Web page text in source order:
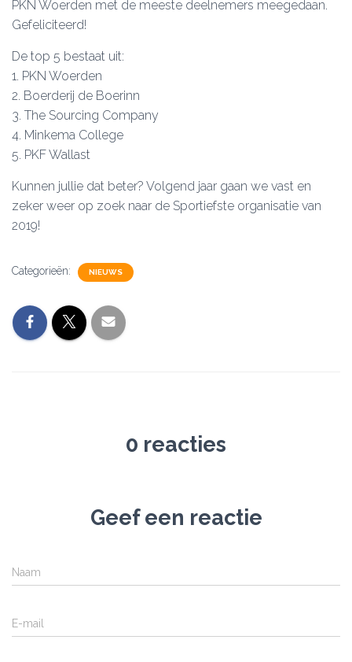
PKN Woerden met de meeste deelnemers meegedaan.
Gefeliciteerd!
De top 5 bestaat uit:
1. PKN Woerden
2. Boerderij de Boerinn
3. The Sourcing Company
4. Minkema College
5. PKF Wallast
Kunnen jullie dat beter? Volgend jaar gaan we vast en
zeker weer op zoek naar de Sportiefste organisatie van
2019!
Categorieën: NIEUWS
0 reacties
Geef een reactie
Naam
E-mail